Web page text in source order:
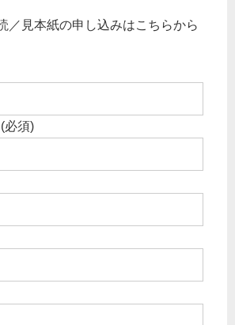
／見本紙の申し込みはこちらから
(必須)